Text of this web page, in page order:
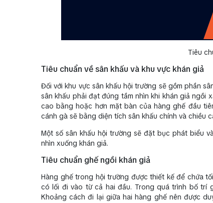
Tiêu
Tiêu chuẩn về sân khấu và khu vực khán giả
Đối với khu vực sân khấu hội trường sẽ gồm phần
sân khấu phải đạt đúng tầm nhìn khi khán giả
cao bằng hoặc hơn mặt bàn của hàng ghế đầu
cánh gà sẽ bằng diện tích sân khấu chính và chiều
Một số sân khấu hội trường sẽ đặt bục phát biểu
nhìn xuống khán giả.
Tiêu chuẩn ghế ngồi khán giả
Hàng ghế trong hội trường được thiết kế để chứa
có lối đi vào từ cả hai đầu. Trong quá trình bố trí
Khoảng cách đi lại giữa hai hàng ghế nên được